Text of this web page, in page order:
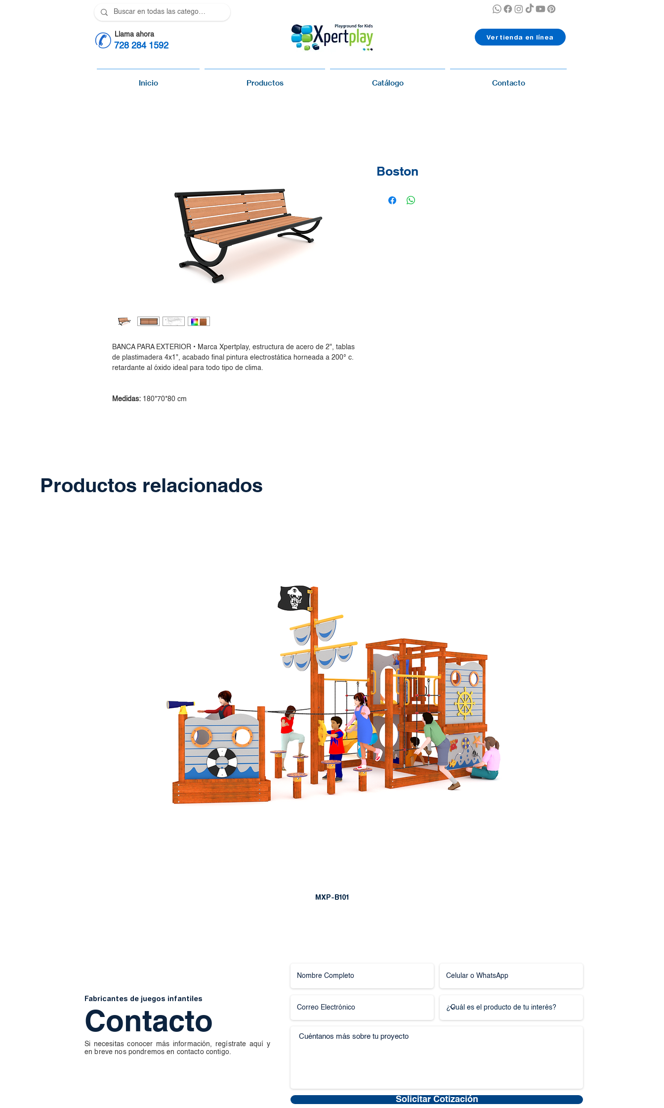
Llama ahora
728 284 1592
Ver tienda en línea
Inicio Productos Catálogo Contacto
BANCA PARA EXTERIOR • Marca Xpertplay, estructura de acero de 2", tablas
de plastimadera 4x1", acabado final pintura electrostática horneada a 200° c.
retardante al óxido ideal para todo tipo de clima.
Medidas: 180*70*80 cm
Boston
Productos relacionados
MXP-B101
Fabricantes de juegos infantiles
Contacto
Si necesitas conocer más información, regístrate aquí y
en breve nos pondremos en contacto contigo.
Solicitar Cotización